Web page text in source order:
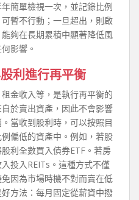
簡單檢視一次，並記錄比例
暫不行動；一旦超出，則啟
夠在長期累積中顯著降低風
影響。
利進行再平衡
金收入等，是執行再平衡的
於賣出資產，因此不會影響
當收到股利時，可以按照目
偏低的資產中。例如，若股
利全數買入債券ETF。若房
投入REITs。這種方式不僅
因為市場時機不對而賣在低
方法：每月固定從薪資中撥